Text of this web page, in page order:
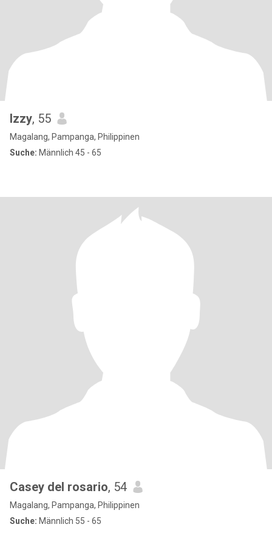
Izzy, 55
Magalang, Pampanga, Philippinen
Suche: Männlich 45 - 65
Casey del rosario, 54
Magalang, Pampanga, Philippinen
Suche: Männlich 55 - 65